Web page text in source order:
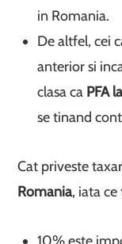
in Romania.
De altfel, cei
anterior si
clasa ca PFA
se tinand
Cat priveste
Romania, iata ce